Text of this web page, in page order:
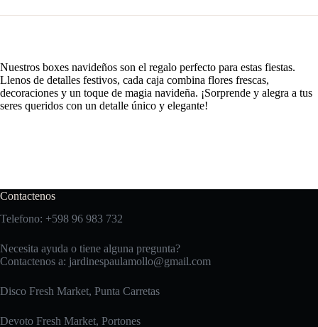
Nuestros boxes navideños son el regalo perfecto para estas fiestas.
Llenos de detalles festivos, cada caja combina flores frescas,
decoraciones y un toque de magia navideña. ¡Sorprende y alegra a tus
seres queridos con un detalle único y elegante!
Contactenos
Telefono: +598 96 983 732
Necesita ayuda o tiene alguna pregunta?
Contactenos a: jardinespaulamollo@gmail.com
Disco Fresh Market, Punta Carretas
Devoto Fresh Market, Portones